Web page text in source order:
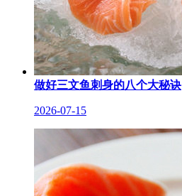
做好三文鱼刺身的八个大秘诀
2026-07-15